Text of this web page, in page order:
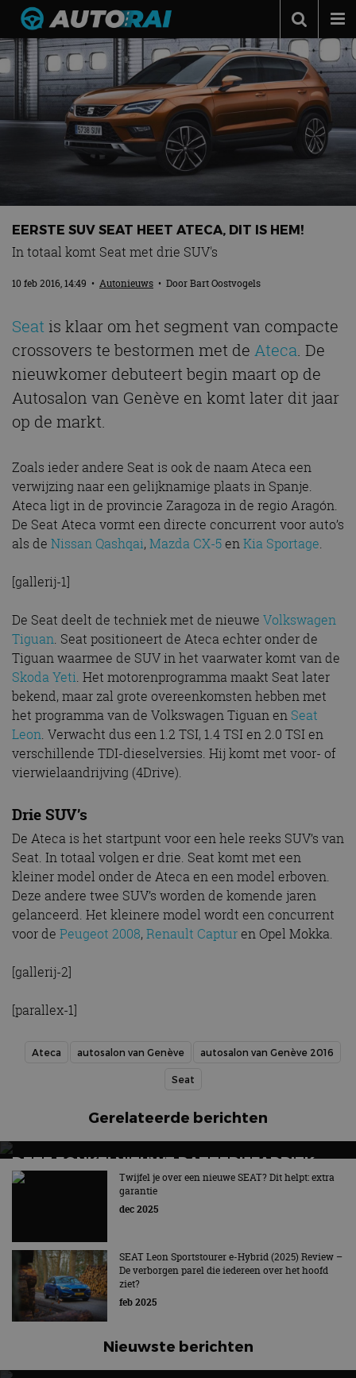
Autonieuws
Podcast
Autotests
Automerken
Adverteren
Contact
MotorRAI.nl
EERSTE SUV SEAT HEET ATECA, DIT IS HEM!
In totaal komt Seat met drie SUV's
10 feb 2016, 14:49 • Autonieuws • DoorBart Oostvogels
Seat is klaar om het segment van compacte
crossovers te bestormen met de Ateca. De
nieuwkomer debuteert begin maart op de
Autosalon van Genève en komt later dit jaar
op de markt.
Zoals ieder andere Seat is ook de naam Ateca een
verwijzing naar een gelijknamige plaats in Spanje.
Ateca ligt in de provincie Zaragoza in de regio Aragón.
De Seat Ateca vormt een directe concurrent voor auto’s
als de Nissan Qashqai, Mazda CX-5enKia Sportage.
[gallerij-1]
De Seat deelt de techniek met de nieuwe Volkswagen
Tiguan. Seat positioneert de Ateca echter onder de
Tiguan waarmee de SUV in het vaarwater komt van de
Skoda Yeti. Het motorenprogramma maakt Seat later
bekend, maar zal grote overeenkomsten hebben met
het programma van de Volkswagen Tiguan en Seat
Leon. Verwacht dus een 1.2 TSI, 1.4 TSI en 2.0 TSI en
verschillende TDI-dieselversies. Hij komt met voor- of
vierwielaandrijving (4Drive).
Drie SUV’s
De Ateca is het startpunt voor een hele reeks SUV’s van
Seat. In totaal volgen er drie. Seat komt met een
kleiner model onder de Ateca en een model erboven.
Deze andere twee SUV’s worden de komende jaren
gelanceerd. Het kleinere model wordt een concurrent
voor de Peugeot 2008, Renault Capturen Opel Mokka.
[gallerij-2]
[parallex-1]
Ateca autosalon van Genève autosalon van Genève 2016
Seat
Gerelateerde berichten
DEZE FONKELNIEUWE BATTERIJFABRIEK
STAAT GEWOON IN EUROPA
Elke 45 seconden een batterij­systeem
Twijfel je over een nieuwe SEAT? Dit helpt: extra
garantie
dec 2025
SEAT Leon Sportstourer e-Hybrid (2025) Review –
De verborgen parel die iedereen over het hoofd
ziet?
feb 2025
Nieuwste berichten